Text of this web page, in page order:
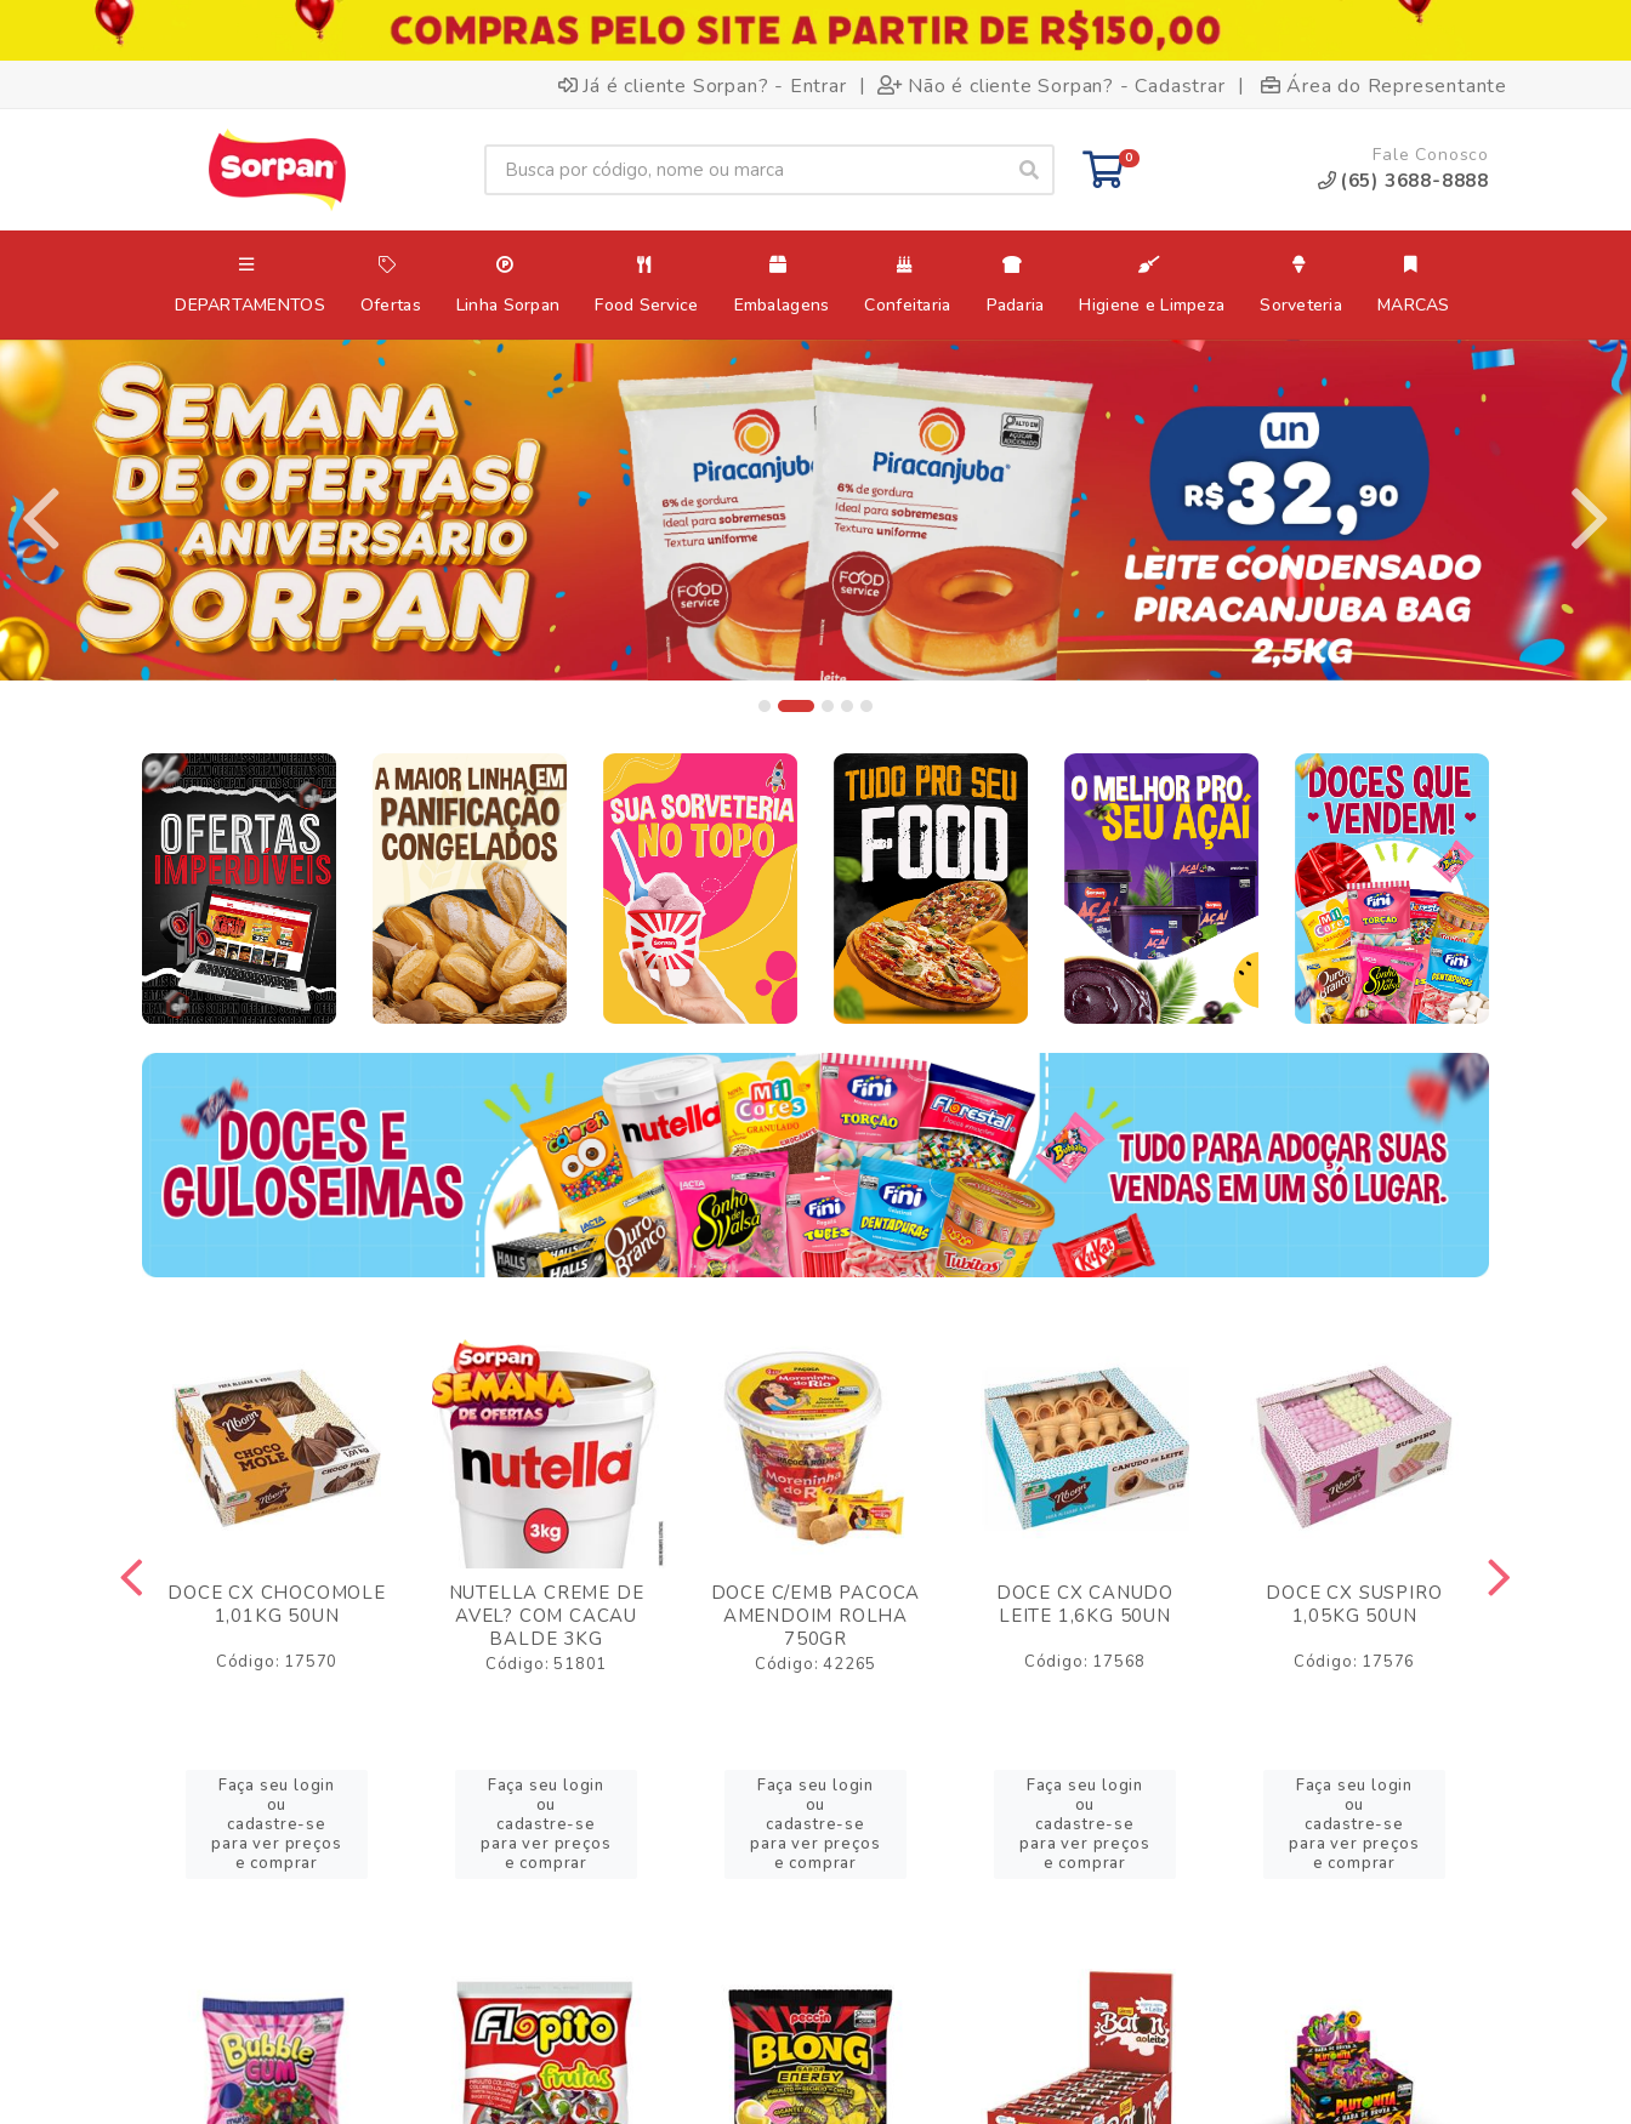
Já é cliente Sorpan? - Entrar | Não é cliente Sorpan? - Cadastrar | Área do Representante
0 Fale Conosco
(65) 3688-8888
DEPARTAMENTOS Ofertas Linha Sorpan Food Service Embalagens Confeitaria Padaria Higiene e Limpeza Sorveteria MARCAS
DOCE CX CHOCOMOLE
1,01KG 50UN
Código: 17570
Faça seu login
ou
cadastre-se
para ver preços
e comprar
NUTELLA CREME DE
AVEL? COM CACAU
BALDE 3KG
Código: 51801
Faça seu login
ou
cadastre-se
para ver preços
e comprar
DOCE C/EMB PACOCA
AMENDOIM ROLHA
750GR
Código: 42265
Faça seu login
ou
cadastre-se
para ver preços
e comprar
DOCE CX CANUDO
LEITE 1,6KG 50UN
Código: 17568
Faça seu login
ou
cadastre-se
para ver preços
e comprar
DOCE CX SUSPIRO
1,05KG 50UN
Código: 17576
Faça seu login
ou
cadastre-se
para ver preços
e comprar